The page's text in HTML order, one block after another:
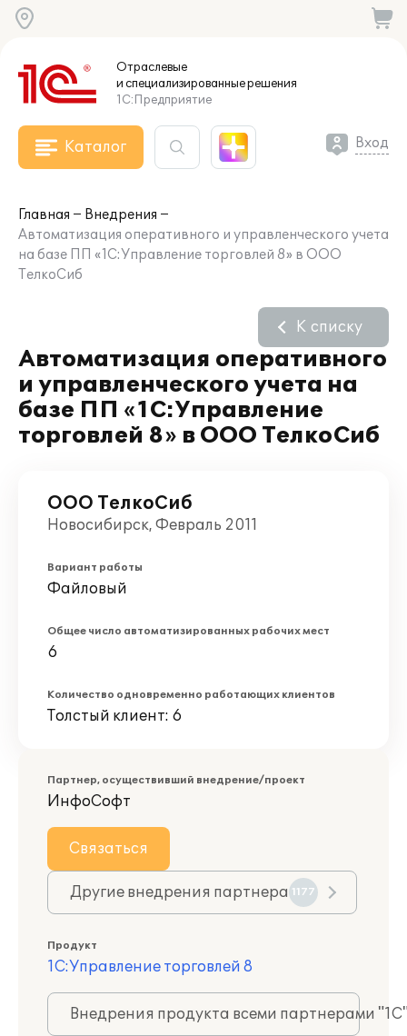
Отраслевые
и специализированныерешения
1С:Предприятие
Каталог Вход
Главная
Внедрения
Автоматизация оперативного и управленческого учета
на базе ПП «1С:Управление торговлей 8» в ООО
ТелкоСиб
Автоматизация оперативного
и управленческого учета на
базе ПП «1С:Управление
торговлей 8» в ООО ТелкоСиб
К списку
ООО ТелкоСиб
Новосибирск, Февраль 2011
Вариант работы
Файловый
Общее число автоматизированных рабочих мест
6
Количество одновременно работающих клиентов
Толстый клиент: 6
Партнер, осуществивший внедрение/проект
ИнфоСофт
Связаться
Другие внедрения партнера 1177
Продукт
1С:Управление торговлей 8
Внедрения продукта всеми партнерами